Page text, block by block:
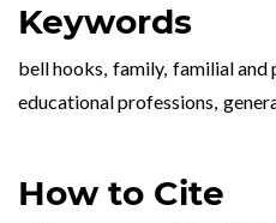
Keywords
bell hooks, family, familial and
educational professions,
How to Cite